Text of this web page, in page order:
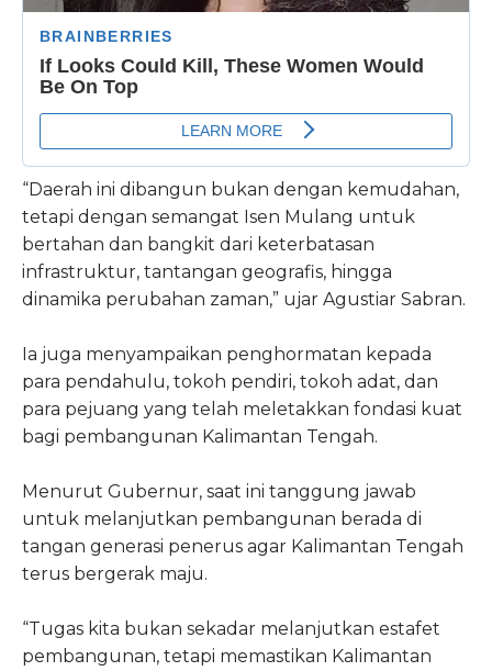
“Daerah ini dibangun bukan dengan kemudahan,
tetapi dengan semangat Isen Mulang untuk
bertahan dan bangkit dari keterbatasan
infrastruktur, tantangan geografis, hingga
dinamika perubahan zaman,” ujar Agustiar Sabran.
Ia juga menyampaikan penghormatan kepada
para pendahulu, tokoh pendiri, tokoh adat, dan
para pejuang yang telah meletakkan fondasi kuat
bagi pembangunan Kalimantan Tengah.
Menurut Gubernur, saat ini tanggung jawab
untuk melanjutkan pembangunan berada di
tangan generasi penerus agar Kalimantan Tengah
terus bergerak maju.
“Tugas kita bukan sekadar melanjutkan estafet
pembangunan, tetapi memastikan Kalimantan